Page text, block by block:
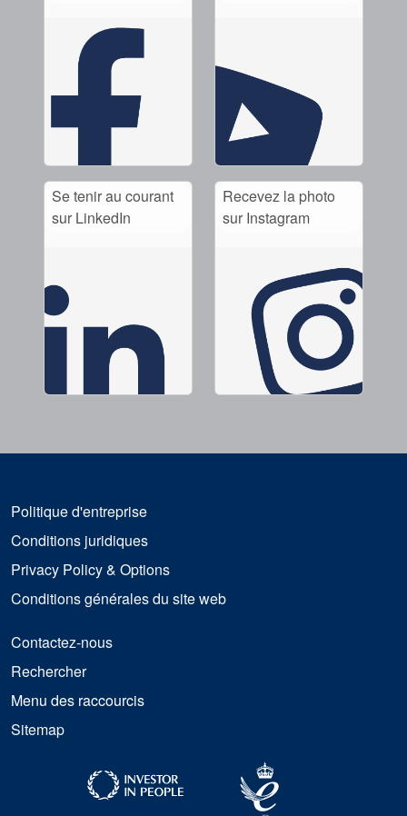
Se tenir au courant
sur LinkedIn
Recevez la photo
sur Instagram
Politique d'entreprise
Conditions juridiques
Privacy Policy & Options
Conditions générales du site web
Contactez-nous
Rechercher
Menu des raccourcis
Sitemap